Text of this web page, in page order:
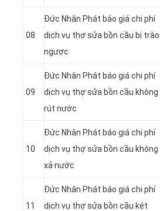
08
Đức Nhân Phát báo giá chi phí
dịch vụ thợ sửa bồn cầu bị trào
ngược
09
Đức Nhân Phát báo giá chi phí
dịch vụ thợ sửa bồn cầu không
rút nước
10
Đức Nhân Phát báo giá chi phí
dịch vụ thợ sửa bồn cầu không
xả nước
11
Đức Nhân Phát báo giá chi phí
dịch vụ thợ sửa bồn cầu két